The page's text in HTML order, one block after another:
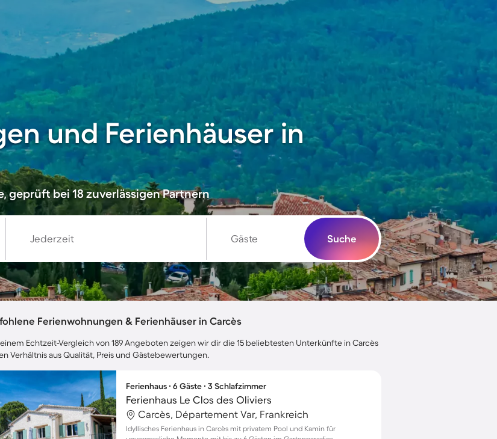
und Ferienhäuser in
geprüft bei 18 zuverlässigen Partnern
Jederzeit Gäste Suche
Ferienwohnungen & Ferienhäuser in Carcès
Echtzeit-Vergleich von 189 Angeboten zeigen wir dir die 15 beliebtesten Unterkünfte in Carcès
Verhältnis aus Qualität, Preis und Gästebewertungen.
Ferienhaus ∙ 6 Gäste ∙ 3 Schlafzimmer
Ferienhaus Le Clos des Oliviers
Carcès, Département Var, Frankreich
Idyllisches Ferienhaus in Carcès mit privatem Pool und Kamin für